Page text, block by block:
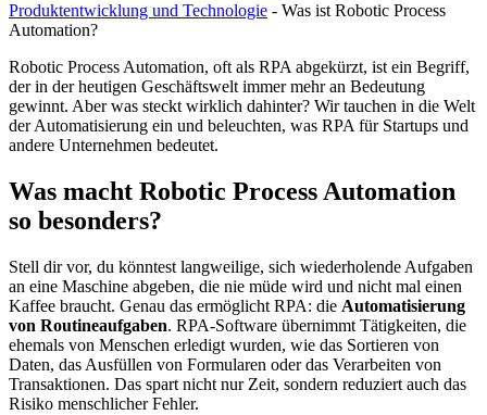
Produktentwicklung und Technologie - Was ist Robotic Process
Automation?
Robotic Process Automation, oft als RPA abgekürzt, ist ein Begriff,
der in der heutigen Geschäftswelt immer mehr an Bedeutung
gewinnt. Aber was steckt wirklich dahinter? Wir tauchen in die Welt
der Automatisierung ein und beleuchten, was RPA für Startups und
andere Unternehmen bedeutet.
Was macht Robotic Process Automation
so besonders?
Stell dir vor, du könntest langweilige, sich wiederholende Aufgaben
an eine Maschine abgeben, die nie müde wird und nicht mal einen
Kaffee braucht. Genau das ermöglicht RPA: die Automatisierung
von Routineaufgaben. RPA-Software übernimmt Tätigkeiten, die
ehemals von Menschen erledigt wurden, wie das Sortieren von
Daten, das Ausfüllen von Formularen oder das Verarbeiten von
Transaktionen. Das spart nicht nur Zeit, sondern reduziert auch das
Risiko menschlicher Fehler.